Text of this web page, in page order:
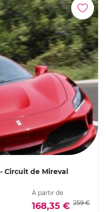
Circuit de Mireval
À partir de
168,35 € 259 €